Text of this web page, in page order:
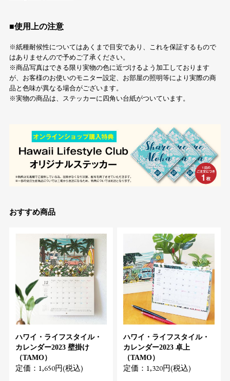
■使用上の注意
※紙種耐候性についてはあくまで目安であり、これを保証するもので
はありませんので予めご了承ください。
※商品写真はできる限り実物の色に近づけるよう加工しております
が、お客様のお使いのモニター設定、お部屋の照明等により実際の商
品と色味が異なる場合がございます。
※実物の商品は、ステッカーに四角い台紙がついています。
おすすめ商品
ハワイ・ライフスタイル・
カレンダー2023 壁掛け
（TAMO）
定価：1,650円(税込)
ハワイ・ライフスタイル・
カレンダー2023 卓上
（TAMO）
定価：1,320円(税込)